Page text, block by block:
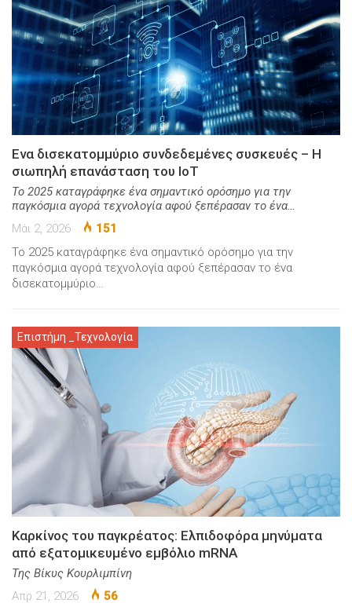
Ενα δισεκατομμύριο συνδεδεμένες συσκευές – Η
σιωπηλή επανάσταση του IoT
Το 2025 καταγράφηκε ένα σημαντικό ορόσημο για την
παγκόσμια αγορά τεχνολογία αφού ξεπέρασαν το ένα…
Μάι 2, 2026
151
Το 2025 καταγράφηκε ένα σημαντικό ορόσημο για την
παγκόσμια αγορά τεχνολογία αφού ξεπέρασαν το ένα
δισεκατομμύριο…
Επιστήμη _Τεχνολογία
Καρκίνος του παγκρέατος: Ελπιδοφόρα μηνύματα
από εξατομικευμένο εμβόλιο mRNA
Της Βίκυς Κουρλιμπίνη
Απρ 21, 2026
56